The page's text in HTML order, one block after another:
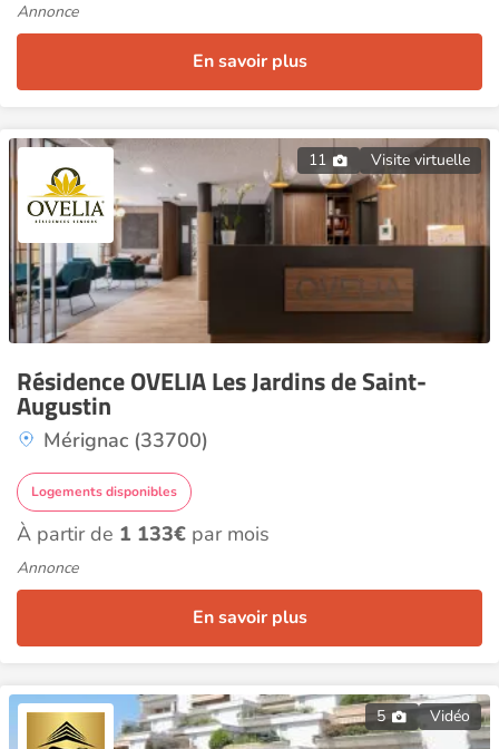
Annonce
En savoir plus
11 Visite virtuelle
Résidence OVELIA Les Jardins de Saint-
Augustin
Mérignac (33700)
Logements disponibles
À partir de 1 133€ par mois
Annonce
En savoir plus
5 Vidéo